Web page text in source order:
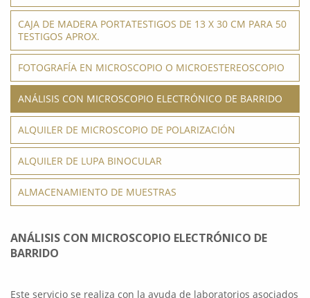
CAJA DE MADERA PORTATESTIGOS DE 13 X 30 CM PARA 50
TESTIGOS APROX.
FOTOGRAFÍA EN MICROSCOPIO O MICROESTEREOSCOPIO
ANÁLISIS CON MICROSCOPIO ELECTRÓNICO DE BARRIDO
ALQUILER DE MICROSCOPIO DE POLARIZACIÓN
ALQUILER DE LUPA BINOCULAR
ALMACENAMIENTO DE MUESTRAS
ANÁLISIS CON MICROSCOPIO ELECTRÓNICO DE
BARRIDO
Este servicio se realiza con la ayuda de laboratorios asociados